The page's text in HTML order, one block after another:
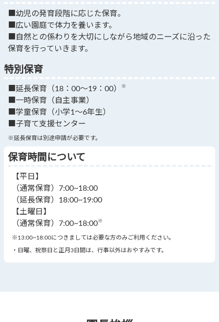
■幼児の発育段階に応じた保育。
■広い園庭で体力を養います。
■自然との係わりを大切にしながら地域のニーズに沿った
保育を行っていきます。
特別保育
■延長保育（18：00～19：00） ※
■一時保育（自主事業）
■学童保育（小学1～6年生）
■子育て支援センター
※延長保育は別途申請が必要です。
保育時間について
【平日】
（通常保育）7:00~18:00
（延長保育）18:00~19:00
【土曜日】
（通常保育）7:00~18:00※
※13:00~18:00につきましては必要な方のみご利用ください。
・日曜、祝祭日と正月3日間は、行事以外はおやすみです。